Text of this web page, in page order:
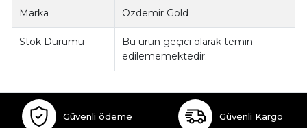
Marka Özdemir Gold
Stok Durumu
Bu ürün geçici olarak temin
edilememektedir.
Güvenli ödeme Güvenli Kargo